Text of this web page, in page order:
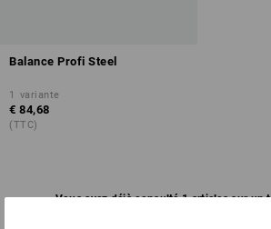
Balance Profi Steel
1 variante
€ 84,68
(TTC)
Vous avez déjà consulté 1 articles sur un